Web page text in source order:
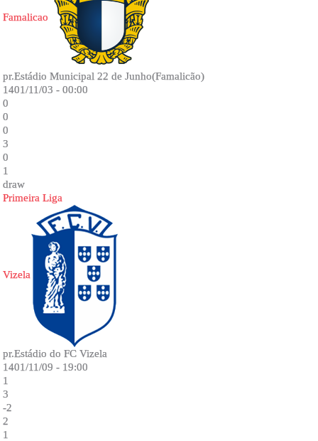
Famalicao
pr.Estádio Municipal 22 de Junho(Famalicão)
1401/11/03 - 00:00
0
0
0
3
0
1
draw
Primeira Liga
Vizela
pr.Estádio do FC Vizela
1401/11/09 - 19:00
1
3
-2
2
1